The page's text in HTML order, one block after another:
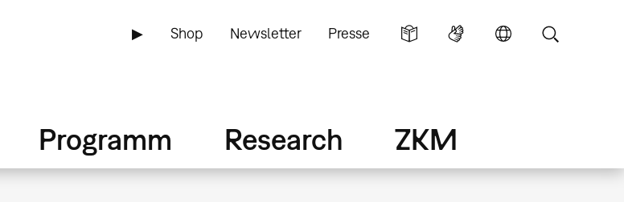
▶ Shop Newsletter Presse
Programm Research ZKM